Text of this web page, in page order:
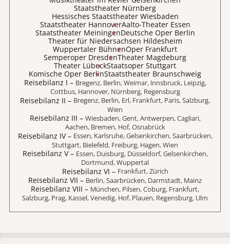
Staatstheater Nürnberg
Hessisches Staatstheater Wiesbaden
Staatstheater HannoverAalto-Theater Essen
Staatstheater MeiningenDeutsche Oper Berlin
Theater für Niedersachsen Hildesheim
Wuppertaler BühnenOper Frankfurt
Semperoper DresdenTheater Magdeburg
Theater LübeckStaatsoper Stuttgart
Komische Oper BerlinStaatstheater Braunschweig
Reisebilanz VIII – München, Pilsen, Coburg, Frankfurt,
Salzburg, Prag, Kassel, Venedig, Hof, Plauen, Regensburg, Ulm
Reisebilanz VII – Berlin, Saarbrücken, Darmstadt, Mainz
Reisebilanz VI – Frankfurt, Zürich
Reisebilanz V– Essen, Duisburg, Düsseldorf, Gelsenkirchen,
Dortmund, Wuppertal
Reisebilanz IV– Essen, Karlsruhe, Gelsenkirchen, Saarbrücken,
Stuttgart, Bielefeld, Freiburg, Hagen, Wien
Reisebilanz III – Wiesbaden, Gent, Antwerpen, Cagliari,
Aachen, Bremen, Hof, Osnabrück
Reisebilanz II – Bregenz, Berlin, Erl, Frankfurt, Paris, Salzburg,
Wien
Reisebilanz I – Bregenz, Berlin, Weimar, Innsbruck, Leipzig,
Cottbus, Hannover, Nürnberg, Regensburg